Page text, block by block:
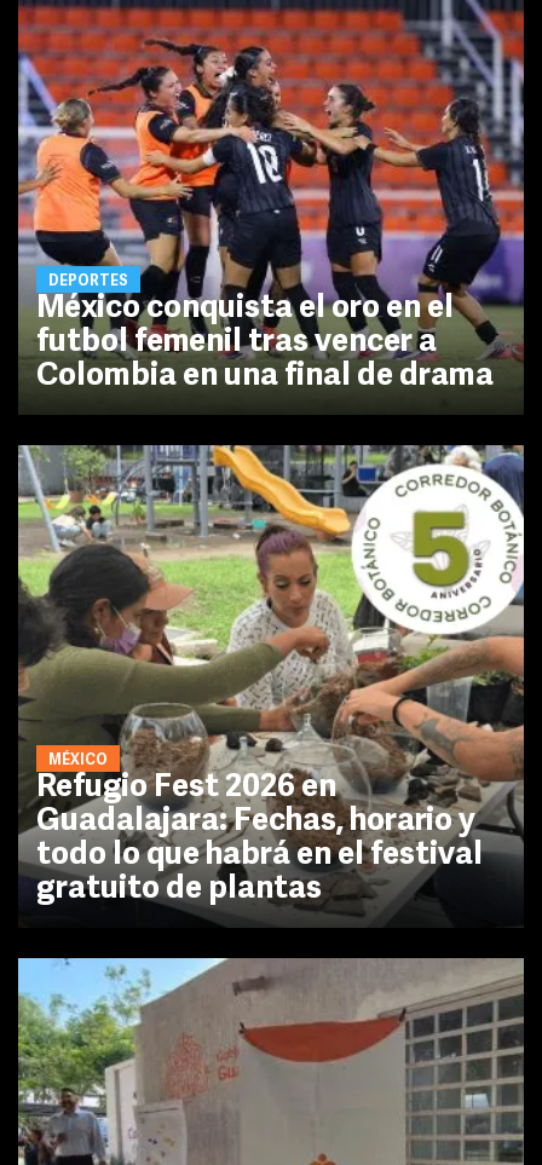
DEPORTES
México conquista el oro en el
futbol femenil tras vencer a
Colombia en una final de drama
MÉXICO
Refugio Fest 2026 en
Guadalajara: Fechas, horario y
todo lo que habrá en el festival
gratuito de plantas